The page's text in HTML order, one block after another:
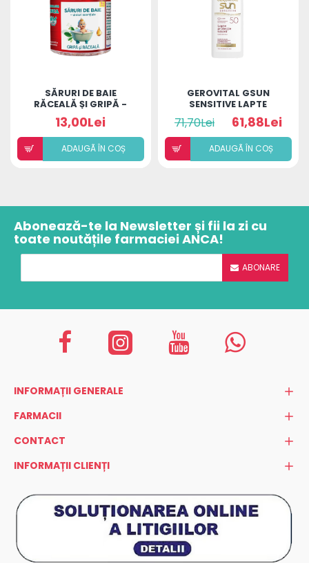
SĂRURI DE BAIE
RĂCEALĂ ȘI GRIPĂ -
BEBE ȘI COPII
13,00Lei
ADAUGÃ ÎN COȘ
GEROVITAL GSUN
SENSITIVE LAPTE
PROTECTIE SOLARA
SPF50 200ML
71,70Lei 61,88Lei
ADAUGÃ ÎN COȘ
Abonează-te la Newsletter și fii la zi cu
toate noutățile farmaciei ANCA!
ABONARE
INFORMAȚII GENERALE
FARMACII
CONTACT
INFORMAȚII CLIENȚI